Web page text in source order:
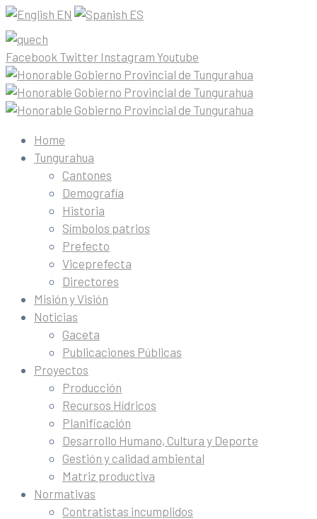
EN ES
Facebook Twitter Instagram Youtube
Home
Tungurahua
Cantones
Demografía
Historia
Símbolos patrios
Prefecto
Viceprefecta
Directores
Misión y Visión
Noticias
Gaceta
Publicaciones Públicas
Proyectos
Producción
Recursos Hídricos
Planificación
Desarrollo Humano, Cultura y Deporte
Gestión y calidad ambiental
Matriz productiva
Normativas
Contratistas incumplidos